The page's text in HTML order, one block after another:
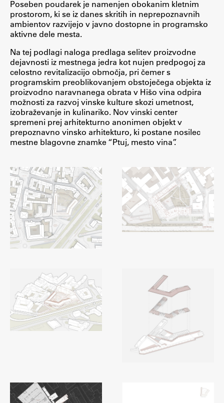
Aktualno
Novice
Koledar dogodkov
Program dela
Raziskovanje
Raziskovalni projekti
Dosežki
Inštituti
Svetlobni LAB
Seminarji
Seminarske teme
Gostujoči profesor
Natečaji
Zaključna dela
Poseben poudarek je namenjen obokanim kletnim
prostorom, ki se iz danes skritih in neprepoznavnih
ambientov razvijejo v javno dostopne in programsko
aktivne dele mesta.
Na tej podlagi naloga predlaga selitev proizvodne
dejavnosti iz mestnega jedra kot nujen predpogoj za
celostno revitalizacijo območja, pri čemer s
programskim preoblikovanjem obstoječega objekta iz
proizvodno naravnanega obrata v Hišo vina odpira
možnosti za razvoj vinske kulture skozi umetnost,
izobraževanje in kulinariko. Nov vinski center
spremeni prej arhitekturno anonimen objekt v
prepoznavno vinsko arhitekturo, ki postane nosilec
mestne blagovne znamke “Ptuj, mesto vina”.